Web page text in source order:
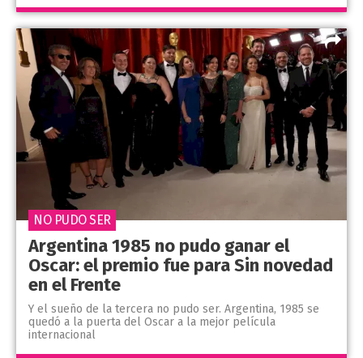
Argentina 1985 no pudo ganar el
Oscar: el premio fue para Sin novedad
en el Frente
Y el sueño de la tercera no pudo ser. Argentina, 1985 se
quedó a la puerta del Oscar a la mejor película
internacional
NO PUDO SER